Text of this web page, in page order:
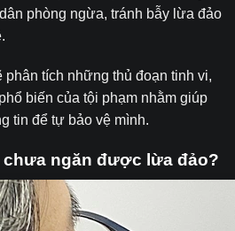
phòng ngừa, tránh bẫy lừa đảo
phân tích những thủ đoạn tinh vi,
biến của tội phạm nhằm giúp
tin để tự bảo vệ mình.
ngăn được lừa đảo?